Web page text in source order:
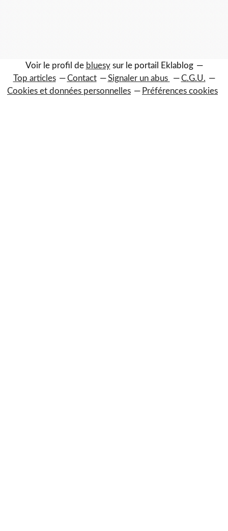
Voir le profil de bluesysur le portail Eklablog
Top articles
Contact Signaler un abus
C.G.U.
Cookies et données personnelles
Préférences cookies